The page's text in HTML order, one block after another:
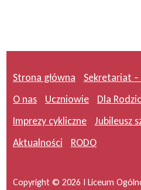
Strona główna Sekretariat
O nas
Uczniowie
Dla
Imprezy cykliczne
Jubileusz
Aktualności
RODO
Copyright © 2026 I Liceum